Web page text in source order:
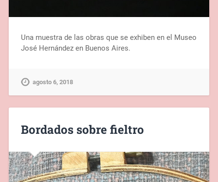
Una muestra de las obras que se exhiben en el Museo
José Hernández en Buenos Aires.
agosto 6, 2018
Bordados sobre fieltro